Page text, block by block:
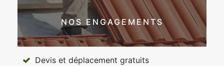
NOS ENGAGEMENTS
Devis et déplacement gratuits